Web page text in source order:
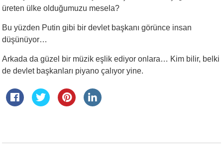
üreten ülke olduğumuzu mesela?
Bu yüzden Putin gibi bir devlet başkanı görünce insan
düşünüyor…
Arkada da güzel bir müzik eşlik ediyor onlara… Kim bilir, belki
de devlet başkanları piyano çalıyor yine.